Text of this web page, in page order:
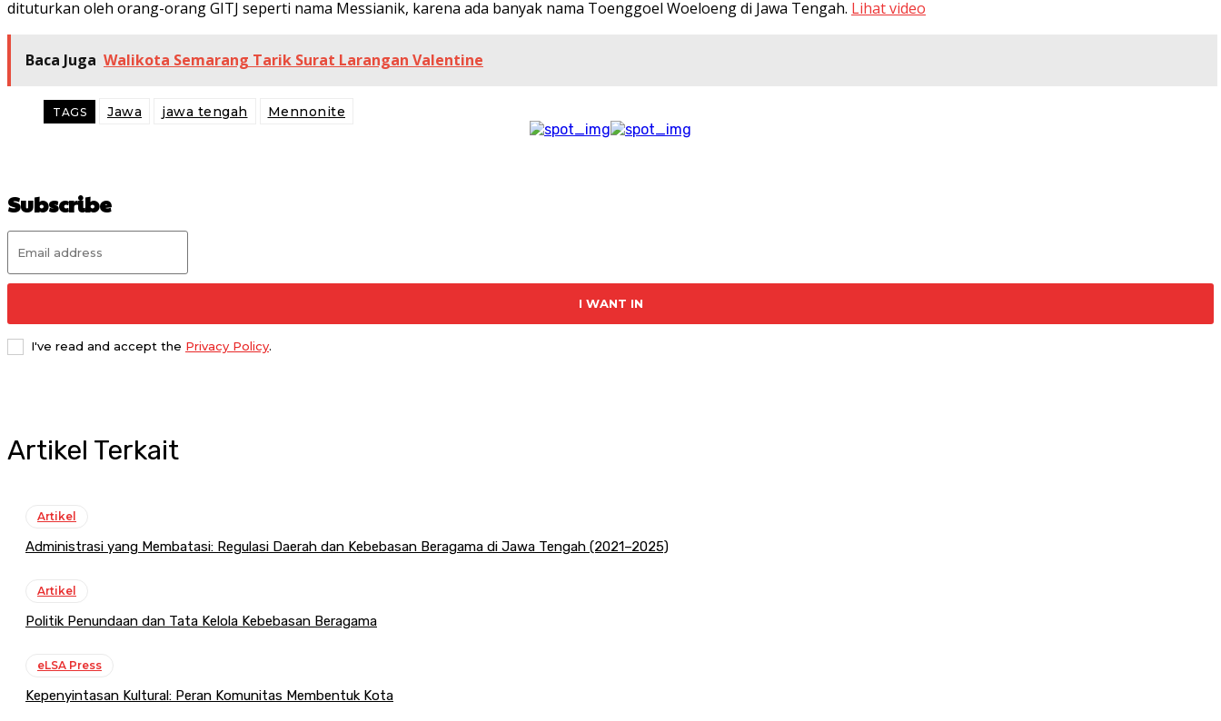
dituturkan oleh orang-orang GITJ seperti nama Messianik, karena ada banyak nama Toenggoel Woeloeng di Jawa Tengah. Lihat video
Baca Juga Walikota Semarang Tarik Surat Larangan Valentine
TAGS Jawa jawa tengah Mennonite
Subscribe
I WANT IN
I've read and accept the Privacy Policy.
Artikel Terkait
Artikel
Administrasi yang Membatasi: Regulasi Daerah dan Kebebasan Beragama di Jawa Tengah (2021–2025)
Artikel
Politik Penundaan dan Tata Kelola Kebebasan Beragama
eLSA Press
Kepenyintasan Kultural: Peran Komunitas Membentuk Kota